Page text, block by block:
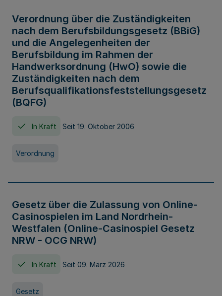
Verordnung über die Zuständigkeiten
nach dem Berufsbildungsgesetz (BBiG)
und die Angelegenheiten der
Berufsbildung im Rahmen der
Handwerksordnung (HwO) sowie die
Zuständigkeiten nach dem
Berufsqualifikationsfeststellungsgesetz
(BQFG)
In Kraft Seit 19. Oktober 2006
Verordnung
Gesetz über die Zulassung von Online-
Casinospielen im Land Nordrhein-
Westfalen (Online-Casinospiel Gesetz
NRW - OCG NRW)
In Kraft Seit 09. März 2026
Gesetz